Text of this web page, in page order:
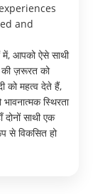
and
में, आपको ऐसे साथी
की ज़रूरत को
महत्व देते हैं,
स्थिरता
साथी एक
से विकसित हो